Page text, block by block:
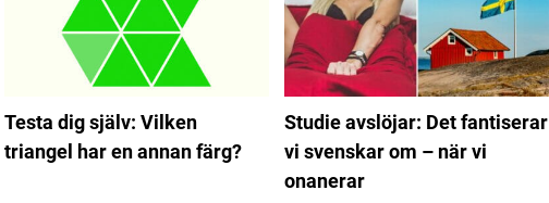
Testa dig själv: Vilken
triangel har en annan färg?
Studie avslöjar: Det fantiserar
vi svenskar om – när vi
onanerar